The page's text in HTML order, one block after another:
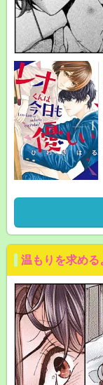
温もりを求める